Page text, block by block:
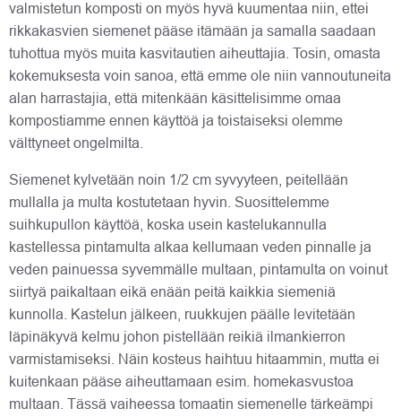
valmistetun komposti on myös hyvä kuumentaa niin, ettei
rikkakasvien siemenet pääse itämään ja samalla saadaan
tuhottua myös muita kasvitautien aiheuttajia. Tosin, omasta
kokemuksesta voin sanoa, että emme ole niin vannoutuneita
alan harrastajia, että mitenkään käsittelisimme omaa
kompostiamme ennen käyttöä ja toistaiseksi olemme
välttyneet ongelmilta.
Siemenet kylvetään noin 1/2 cm syvyyteen, peitellään
mullalla ja multa kostutetaan hyvin. Suosittelemme
suihkupullon käyttöä, koska usein kastelukannulla
kastellessa pintamulta alkaa kellumaan veden pinnalle ja
veden painuessa syvemmälle multaan, pintamulta on voinut
siirtyä paikaltaan eikä enään peitä kaikkia siemeniä
kunnolla. Kastelun jälkeen, ruukkujen päälle levitetään
läpinäkyvä kelmu johon pistellään reikiä ilmankierron
varmistamiseksi. Näin kosteus haihtuu hitaammin, mutta ei
kuitenkaan pääse aiheuttamaan esim. homekasvustoa
multaan. Tässä vaiheessa tomaatin siemenelle tärkeämpi